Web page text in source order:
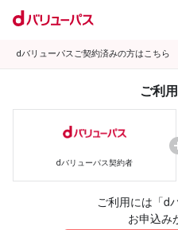
dバリューパスご契約済みの方はこちら
ご利
dバリューパス契約者
ご利用には「d
お申込み